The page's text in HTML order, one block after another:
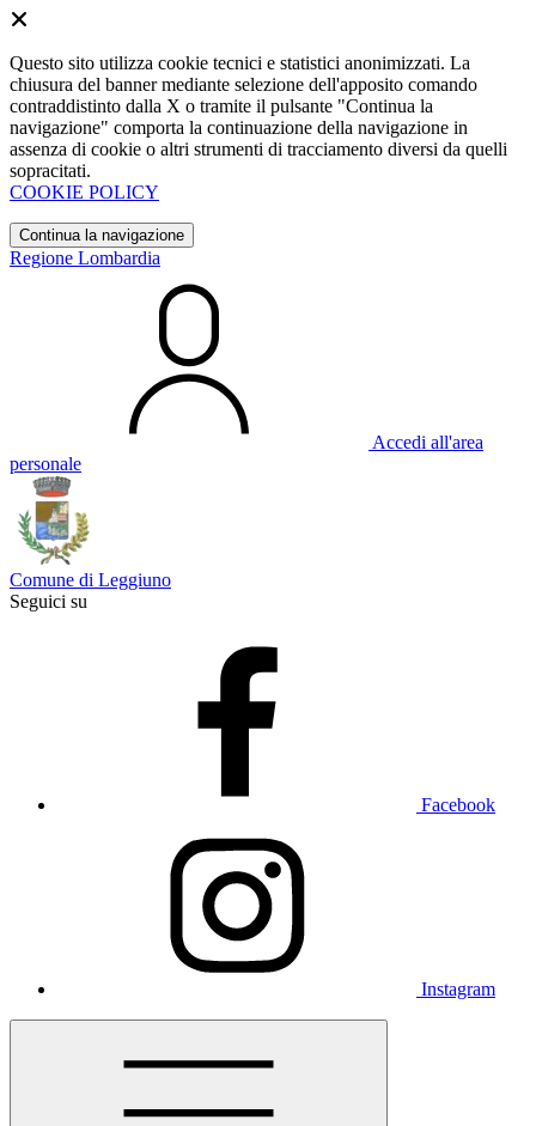
Questo sito utilizza cookie tecnici e statistici anonimizzati. La
chiusura del banner mediante selezione dell'apposito comando
contraddistinto dalla X o tramite il pulsante "Continua la
navigazione" comporta la continuazione della navigazione in
assenza di cookie o altri strumenti di tracciamento diversi da quelli
sopracitati.
COOKIE POLICY
Continua la navigazione
Regione Lombardia
Accedi all'area
personale
Comune di Leggiuno
Seguici su
Facebook
Instagram